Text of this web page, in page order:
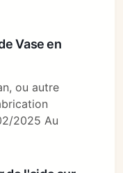
Vase en
ou autre
2025 Au